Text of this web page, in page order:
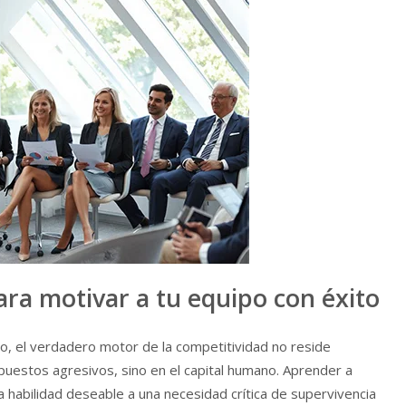
motivar a tu equipo con éxito
el verdadero motor de la competitividad no reside
agresivos, sino en el capital humano. Aprender a
deseable a una necesidad crítica de supervivencia